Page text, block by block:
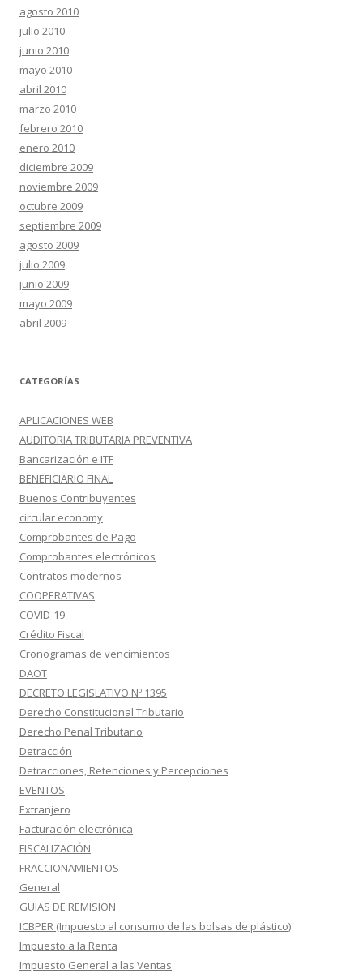
agosto 2010
julio 2010
junio 2010
mayo 2010
abril 2010
marzo 2010
febrero 2010
enero 2010
diciembre 2009
noviembre 2009
octubre 2009
septiembre 2009
agosto 2009
julio 2009
junio 2009
mayo 2009
abril 2009
CATEGORÍAS
APLICACIONES WEB
AUDITORIA TRIBUTARIA PREVENTIVA
Bancarización e ITF
BENEFICIARIO FINAL
Buenos Contribuyentes
circular economy
Comprobantes de Pago
Comprobantes electrónicos
Contratos modernos
COOPERATIVAS
COVID-19
Crédito Fiscal
Cronogramas de vencimientos
DAOT
DECRETO LEGISLATIVO Nº 1395
Derecho Constitucional Tributario
Derecho Penal Tributario
Detracción
Detracciones, Retenciones y Percepciones
EVENTOS
Extranjero
Facturación electrónica
FISCALIZACIÓN
FRACCIONAMIENTOS
General
GUIAS DE REMISION
ICBPER (Impuesto al consumo de las bolsas de plástico)
Impuesto a la Renta
Impuesto General a las Ventas